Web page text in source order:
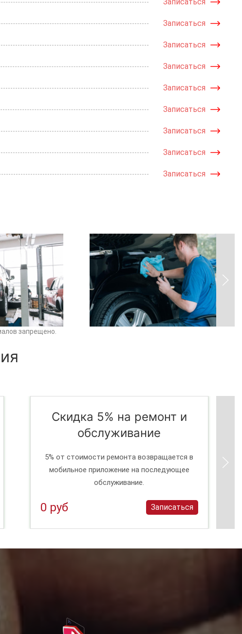
Записаться
Записаться
Записаться
Записаться
Записаться
Записаться
Записаться
Записаться
запрещено.
Скидка 5% на ремонт и
обслуживание
5% от стоимости ремонта возвращается в
мобильное приложение на последующее
обслуживание.
0 руб Записаться